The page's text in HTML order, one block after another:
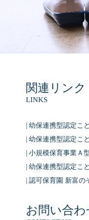
関連リンク
LINKS
幼保連携型認定こ
幼保連携型認定こ
小規模保育事業Ａ
幼保連携型認定こ
認可保育園 新富の
お問い合わ